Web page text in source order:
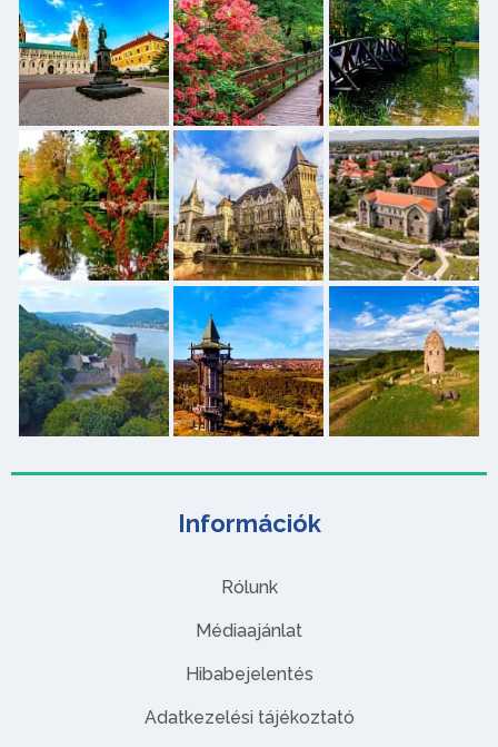
Információk
Rólunk
Médiaajánlat
Hibabejelentés
Adatkezelési tájékoztató